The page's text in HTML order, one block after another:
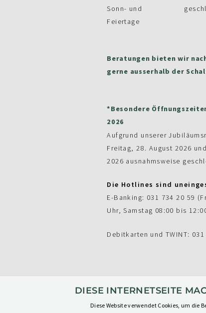
Sonn- und
Feiertage
Beratungen bieten wir
gerne ausserhalb der
*Besondere
2026
Aufgrund unserer
Freitag, 28. August 2026
2026 ausnahmsweise
Die Hotlines sind
E-Banking: 031 734 20 59
Uhr, Samstag 08:00 bis
Debitkarten und TWINT:
DIESE INTERNETSEITE
Diese Website verwendet Cookies, um die